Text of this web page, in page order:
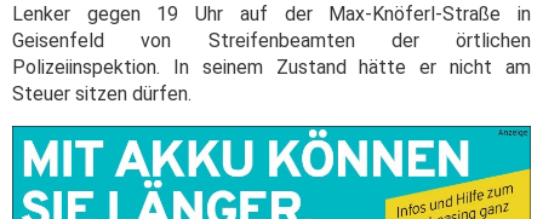
Lenker gegen 19 Uhr auf der Max-Knöferl-Straße in
Geisenfeld von Streifenbeamten der örtlichen
Polizeiinspektion. In seinem Zustand hätte er nicht am
Steuer sitzen dürfen.